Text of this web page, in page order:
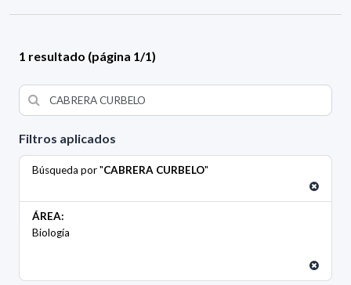
Filtros aplicados
Búsqueda por "CABRERA CURBELO"
ÁREA:
Biología
1 resultado (página 1/1)